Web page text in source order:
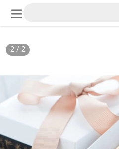
2
/
2